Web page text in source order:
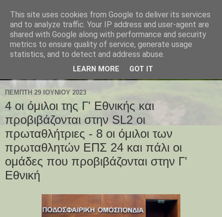
ΠΈΜΠΤΗ 29 ΙΟΥΝΊΟΥ 2023
4 οι όμιλοι της Γ' Εθνικής και
προβιβάζονται στην SL2 οι
πρωταθλήτριες - 8 οι όμιλοι των
πρωταθλητών ΕΠΣ 24 και πάλι οι
ομάδες που προβιβάζονται στην Γ'
Εθνική
This site uses cookies from Google to deliver its services
and to analyze traffic. Your IP address and user-agent are
shared with Google along with performance and security
metrics to ensure quality of service, generate usage
statistics, and to detect and address abuse.
LEARN MORE GOT IT